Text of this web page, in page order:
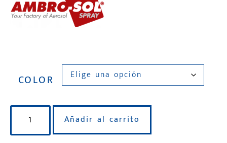
COLOR
Añadir al carrito